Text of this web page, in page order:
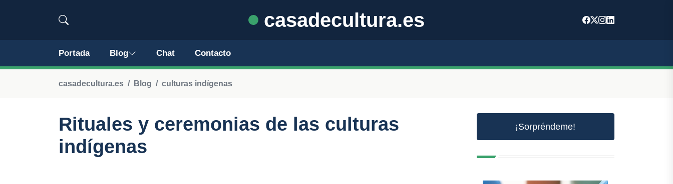
casadecultura.es
Portada Blog Chat Contacto
casadecultura.es Blog culturas indígenas
Rituales y ceremonias de las culturas
indígenas
¡Sorpréndeme!